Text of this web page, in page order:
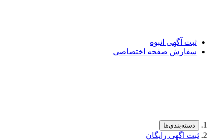
ثبت آگهی انبوه
سفارش صفحه اختصاصی
دسته‌بندی‌ها
ثبت اگهی رایگان